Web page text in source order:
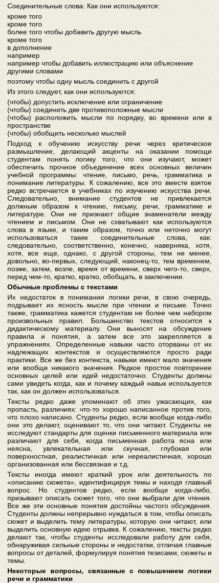
Соединительные слова: Как они используются:
кроме того
кроме того
более того чтобы добавить другую мысль
кроме того
в дополнение
например
например чтобы добавить иллюстрацию или объяснение
другими словами
поэтому чтобы одну мысль соединить с другой
Из этого следует, как они используются:
(чтобы) допустить исключение или ограничение
(чтобы) соединить две противоположные мысли
(чтобы) расположить мысли по порядку, во времени или в
пространстве
(чтобы) обобщить несколько мыслей
Подход к обучению искусству речи через критическое
размышление, делающий акценты на оказании помощи
студентам понять логику того, что они изучают, может
обеспечить прочное объединение всех основных величин
учебной программы: чтение, письмо, речь, грамматика и
понимание литературы. К сожалению, все это вместе взятое
редко встречается в учебниках по изучению искусства речи.
Следовательно, внимание студентов не привлекается
должным образом к чтению, письму, речи, грамматике и
литературе. Они не признают общие знаменатели между
чтением и письмом. Они не схватывают как используются
слова в языке, и таким образом, точно или неточно могут
использоваться такие соединительные слова, как:
следовательно, соответственно, конечно, наверняка, хотя,
хотя, все еще, однако, с другой стороны, тем не менее,
довольно, во-первых, следующий, наконец-то, тем временем,
позже, затем, возле, время от времени, сверх чего-то, сверх,
перед чем-то, кратко, кратко, обобщать, в заключении.
Обычные проблемы с текстами
Их недостаток в понимании логики речи, в свою очередь,
подрывает их ясность мысли при чтении и письме. Точно
также, грамматика кажется студентам не более чем набором
произвольных правил. Большинство текстов относится к
дидактическому материалу. Они выносят на обсуждение
правила и понятия, а затем все это закрепляется в
упражнениях. Определенные навыки часто оторваны от их
надлежащих контекстов и осуществляются просто ради
практики. Все же без контекста, навыки имеют мало значения
или вообще никакого значения. Редкое простое повторение
основных целей или идей недостаточно. Студенты должны
сами увидеть когда, как и почему каждый навык используется
так, как он должен использоваться.
Тексты редко даже упоминают об этих ужасающих, как
пропасть, различиях: что-то хорошо написанное против того,
что плохо написано. Студенты редко, если вообще когда-либо
они это делают, оценивают то, что они читают. Студенты не
исследуют стандарты для оценки письменного материала или
различают для себя, когда письменная работа ясна или
неясна, увлекательная или скучная, глубокая или
поверхностная, реалистичная или нереалистичная, хорошо
организованная или бессвязная и т.д.
Тексты иногда имеют краткий урок или деятельность по
«описанию сюжета», идентифицируя темы и находя главный
вопрос. Но студентов редко, если вообще когда-либо,
призывают описать сюжет того, что они выбрали для чтения.
Все же эти основные понятия достойны частого обсуждения.
Студенты должны непрерывно нуждаться в том, чтобы описать
сюжет и выделить тему литературы, которую они читают, или
выделить основную идею отрывка. К сожалению, тексты редко
делают так, чтобы студенты исследовали работу для себя,
обнаруживая сильные стороны и недостатки, отличая главные
вопросы от деталей, формулируя понятия тезисами, сюжеты и
темы.
Некоторые вопросы, связанные с повышением логики
речи и грамматики